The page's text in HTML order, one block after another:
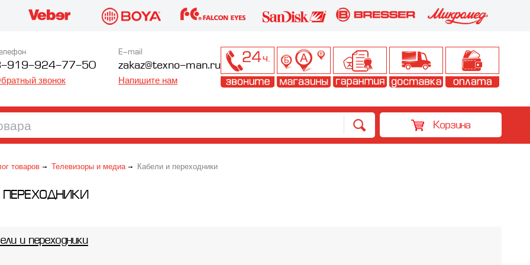
919-924-77-50
звонок
E-mail
zakaz@texno-man.ru
Напишите нам
Корзина
товаров Телевизоры и медиа Кабели и переходники
и переходники